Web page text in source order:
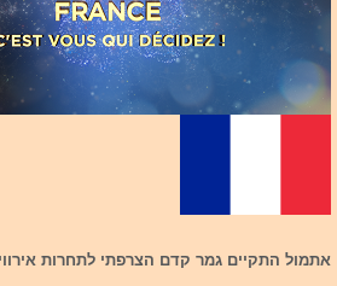
אתמול התקיים גמר קדם הצרפתי לתחרות אירוויזיון